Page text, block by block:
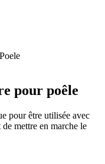
pour poêle
pour être utilisée avec
mettre en marche le